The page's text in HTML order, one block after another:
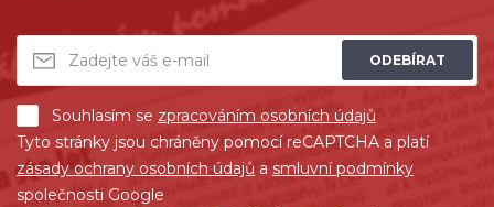
ODEBÍRAT
Souhlasím se zpracováním osobních údajů
Tyto stránky jsou chráněny pomocí reCAPTCHA a platí
zásady ochrany osobních údajů a smluvní podmínky
společnosti Google